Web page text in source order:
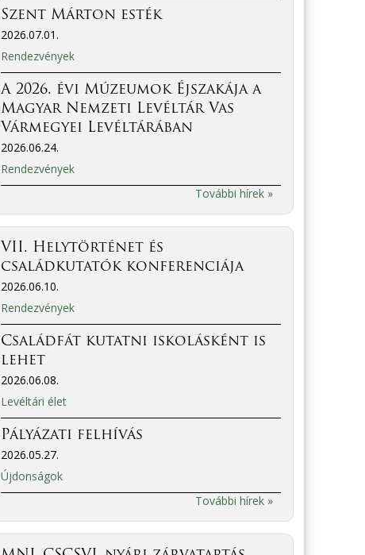
Szent Márton esték
2026.07.01.
Rendezvények
A 2026. évi Múzeumok Éjszakája a
Magyar Nemzeti Levéltár Vas
Vármegyei Levéltárában
2026.06.24.
Rendezvények
További hírek »
VII. Helytörténet és
családkutatók konferenciája
2026.06.10.
Rendezvények
Családfát kutatni iskolásként is
lehet
2026.06.08.
Levéltári élet
Pályázati felhívás
2026.05.27.
Újdonságok
További hírek »